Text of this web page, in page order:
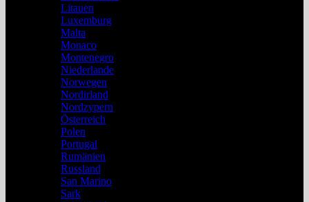
Litauen
Luxemburg
Malta
Monaco
Montenegro
Niederlande
Norwegen
Nordirland
Nordzypern
Österreich
Polen
Portugal
Rumänien
Russland
San Marino
Sark